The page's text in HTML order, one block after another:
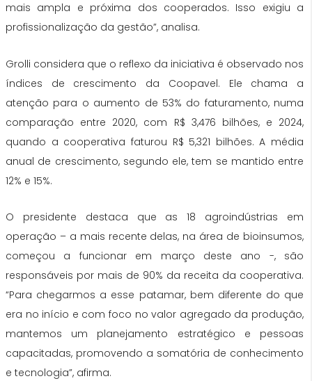
mais ampla e próxima dos cooperados. Isso exigiu a
profissionalização da gestão”, analisa.
Grolli considera que o reflexo da iniciativa é observado nos
índices de crescimento da Coopavel. Ele chama a
atenção para o aumento de 53% do faturamento, numa
comparação entre 2020, com R$ 3,476 bilhões, e 2024,
quando a cooperativa faturou R$ 5,321 bilhões. A média
anual de crescimento, segundo ele, tem se mantido entre
12% e 15%.
O presidente destaca que as 18 agroindústrias em
operação – a mais recente delas, na área de bioinsumos,
começou a funcionar em março deste ano -, são
responsáveis por mais de 90% da receita da cooperativa.
“Para chegarmos a esse patamar, bem diferente do que
era no início e com foco no valor agregado da produção,
mantemos um planejamento estratégico e pessoas
capacitadas, promovendo a somatória de conhecimento
e tecnologia”, afirma.